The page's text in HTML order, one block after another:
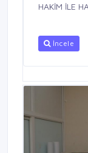
HAKİM İLE
İncele